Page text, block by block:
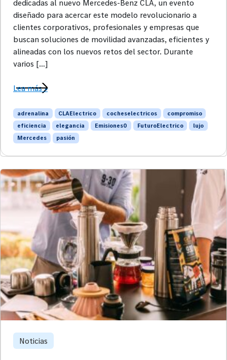
dedicadas al nuevo Mercedes-Benz CLA, un evento
diseñado para acercar este modelo revolucionario a
clientes corporativos, profesionales y empresas que
buscan soluciones de movilidad avanzadas, eficientes y
alineadas con los nuevos retos del sector. Durante
varios […]
Lea más »
adrenalina CLAElectrico cocheselectricos
compromiso
eficiencia
elegancia Emisiones0 FuturoElectrico
lujo
Mercedes
pasión
Noticias